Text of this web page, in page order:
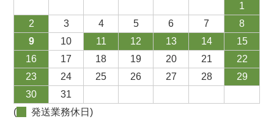
1
2
3 4 5 6 7
8
9
10 11 12 13 14
15
16
17 18 19 20 21
22
23
24 25 26 27 28
29
30
31
(
発送業務休日)